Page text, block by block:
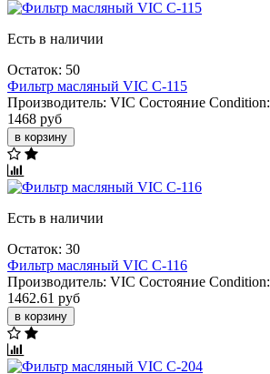
Есть в наличии
Остаток: 50
Фильтр масляный VIC C-115
Производитель: VIC Состояние Condition:
1468 руб
в корзину
Есть в наличии
Остаток: 30
Фильтр масляный VIC C-116
Производитель: VIC Состояние Condition:
1462.61 руб
в корзину